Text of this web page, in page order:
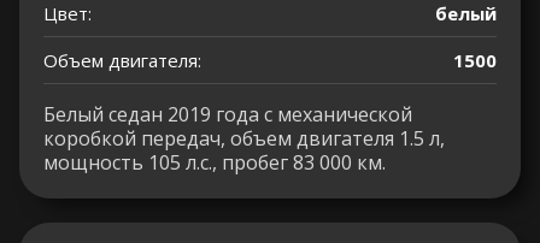
Цвет:
белый
Объем двигателя:
1500
Белый седан 2019 года с механической
коробкой передач, объем двигателя 1.5 л,
мощность 105 л.с., пробег 83 000 км.